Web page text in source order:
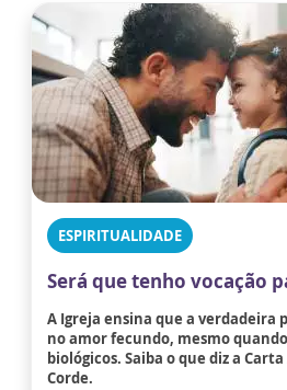
ESPIRITUALIDADE
Será que tenho vocação
A Igreja ensina que a verdadeira
no amor fecundo, mesmo
biológicos. Saiba o que diz a
Corde.